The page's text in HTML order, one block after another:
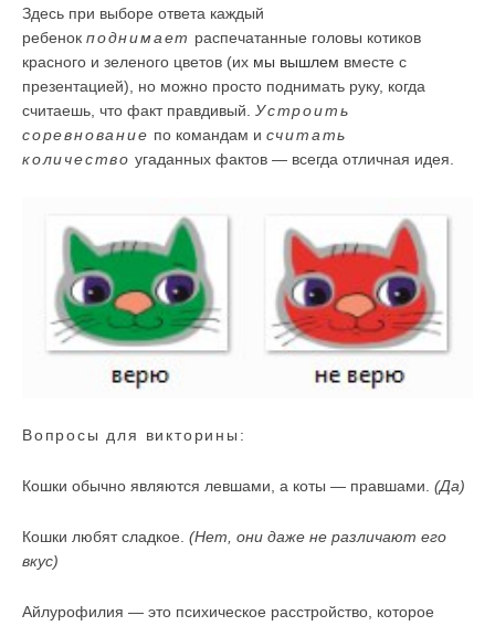
Здесь при выборе ответа каждый
ребенок поднимает распечатанные головы котиков
красного и зеленого цветов (их мы вышлем вместе с
презентацией), но можно просто поднимать руку, когда
считаешь, что факт правдивый. Устроить
соревнование по командам и считать
количество угаданных фактов — всегда отличная идея.
Вопросы для викторины:
Кошки обычно являются левшами, а коты — правшами. (Да)
Кошки любят сладкое. (Нет, они даже не различают его
вкус)
Айлурофилия — это психическое расстройство, которое